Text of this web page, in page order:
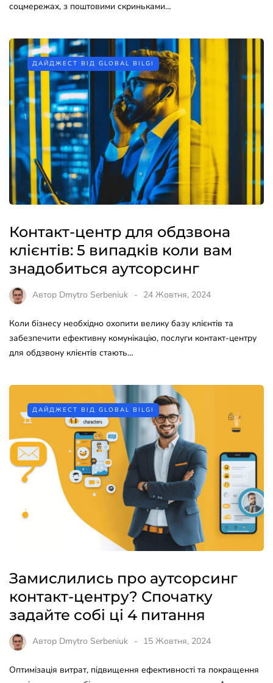
соцмережах, з поштовими скриньками…
ДАЙДЖЕСТ ВІД GLOBAL BILGI
Контакт-центр для обдзвона
клієнтів: 5 випадків коли вам
знадобиться аутсорсинг
Автор Dmytro Serbeniuk 24 Жовтня, 2024
Коли бізнесу необхідно охопити велику базу клієнтів та
забезпечити ефективну комунікацію, послуги контакт-центру
для обдзвону клієнтів стають…
ДАЙДЖЕСТ ВІД GLOBAL BILGI
Замислились про аутсорсинг
контакт-центру? Спочатку
задайте собі ці 4 питання
Автор Dmytro Serbeniuk 15 Жовтня, 2024
Оптимізація витрат, підвищення ефективності та покращення